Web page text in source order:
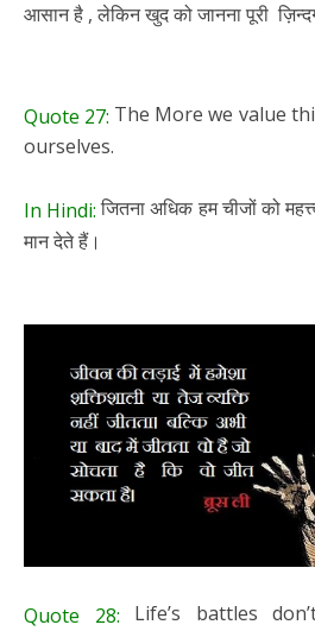
आसान है , लेकिन खुद को जानना पूरी
Quote 27: The More we value
ourselves.
In Hindi:जितना अधिक हम चीजों को
मान देते हैं।
Quote 28: Life’s battles